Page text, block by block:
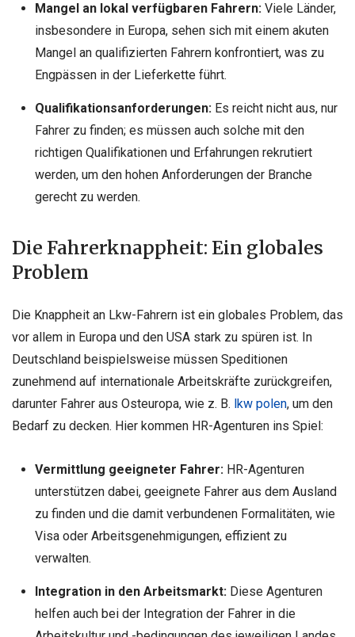
Mangel an lokal verfügbaren Fahrern:Viele Länder,
insbesondere in Europa, sehen sich mit einem akuten
Mangel an qualifizierten Fahrern konfrontiert, was zu
Engpässen in der Lieferkette führt.
Qualifikationsanforderungen:Es reicht nicht aus, nur
Fahrer zu finden; es müssen auch solche mit den
richtigen Qualifikationen und Erfahrungen rekrutiert
werden, um den hohen Anforderungen der Branche
gerecht zu werden.
Die Fahrerknappheit: Ein globales
Problem
Die Knappheit an Lkw-Fahrern ist ein globales Problem, das
vor allem in Europa und den USA stark zu spüren ist. In
Deutschland beispielsweise müssen Speditionen
zunehmend auf internationale Arbeitskräfte zurückgreifen,
darunter Fahrer aus Osteuropa, wie z. B. lkw polen, um den
Bedarf zu decken. Hier kommen HR-Agenturen ins Spiel:
Vermittlung geeigneter Fahrer:HR-Agenturen
unterstützen dabei, geeignete Fahrer aus dem Ausland
zu finden und die damit verbundenen Formalitäten, wie
Visa oder Arbeitsgenehmigungen, effizient zu
verwalten.
Integration in den Arbeitsmarkt:Diese Agenturen
helfen auch bei der Integration der Fahrer in die